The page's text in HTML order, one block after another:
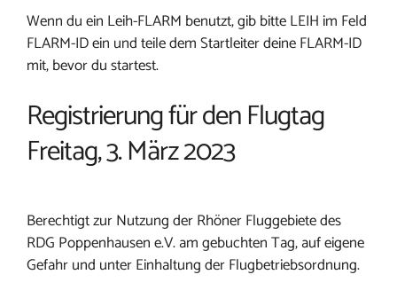
Wenn du ein Leih-FLARM benutzt, gib bitte LEIH im Feld
FLARM-ID ein und teile dem Startleiter deine FLARM-ID
mit, bevor du startest.
Registrierung für den Flugtag
Freitag, 3. März 2023
Berechtigt zur Nutzung der Rhöner Fluggebiete des
RDG Poppenhausen e.V. am gebuchten Tag, auf eigene
Gefahr und unter Einhaltung der Flugbetriebsordnung.